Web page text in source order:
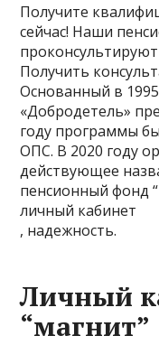
Получите
сейчас! Наши
Получить
Основанный в
«Добродетель»
году программы
ОПС. В 2020 году
действующее
пенсионный фонд
личный кабинет
, надежность.
Личный
“магнит”